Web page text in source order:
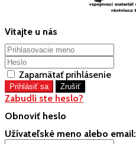
Vitajte u nás
Zapamätať prihlásenie
Zabudli ste heslo?
Obnoviť heslo
Užívateľské meno alebo email: